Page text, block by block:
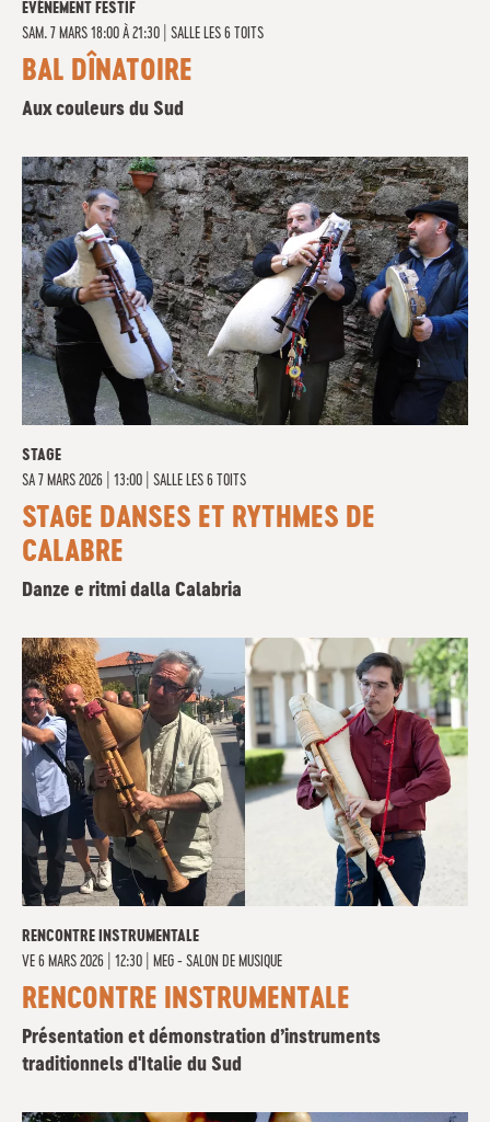
EVÉNEMENT FESTIF
SAM. 7 MARS 18:00 À 21:30
SALLE LES 6 TOITS
BAL DÎNATOIRE
Aux couleurs du Sud
STAGE
SA 7 MARS 2026 | 13:00 SALLE LES 6 TOITS
STAGE DANSES ET RYTHMES DE
CALABRE
Danze e ritmi dalla Calabria
RENCONTRE INSTRUMENTALE
VE 6 MARS 2026 | 12:30 MEG - SALON DE MUSIQUE
RENCONTRE INSTRUMENTALE
Présentation et démonstration d’instruments
traditionnels d'Italie du Sud